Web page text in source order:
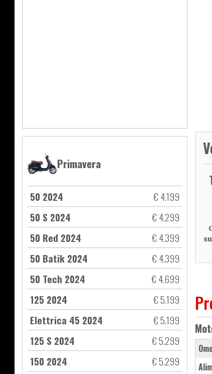
Primavera
50 2024
€ 4.199
50 S 2024
€ 4.299
50 Red 2024
€ 4.399
50 Batik 2024
€ 4.399
50 Tech 2024
€ 4.699
125 2024
€ 5.199
Elettrica 45 2024
€ 5.199
125 S 2024
€ 5.299
150 2024
€ 5.299